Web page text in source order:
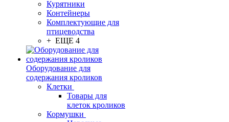
Курятники
Контейнеры
Комплектующие для
птицеводства
+ ЕЩЕ 4
Оборудование для
содержания кроликов
Клетки
Товары для
клеток кроликов
Кормушки